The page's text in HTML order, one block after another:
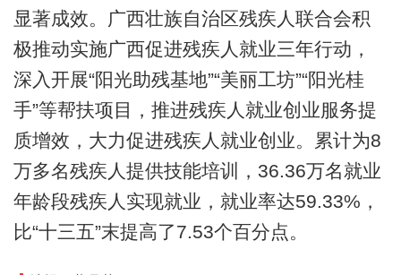
显著成效。广西壮族自治区残疾人联合会积
极推动实施广西促进残疾人就业三年行动，
深入开展“阳光助残基地”“美丽工坊”“阳光桂
手”等帮扶项目，推进残疾人就业创业服务提
质增效，大力促进残疾人就业创业。累计为8
万多名残疾人提供技能培训，36.36万名就业
年龄段残疾人实现就业，就业率达59.33%，
比“十三五”末提高了7.53个百分点。